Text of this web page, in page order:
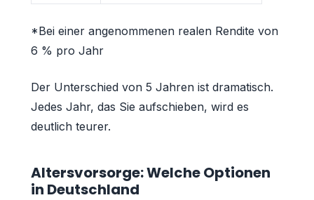
*Bei einer angenommenen realen Rendite von
6 % pro Jahr
Der Unterschied von 5 Jahren ist dramatisch.
Jedes Jahr, das Sie aufschieben, wird es
deutlich teurer.
Altersvorsorge: Welche Optionen
in Deutschland